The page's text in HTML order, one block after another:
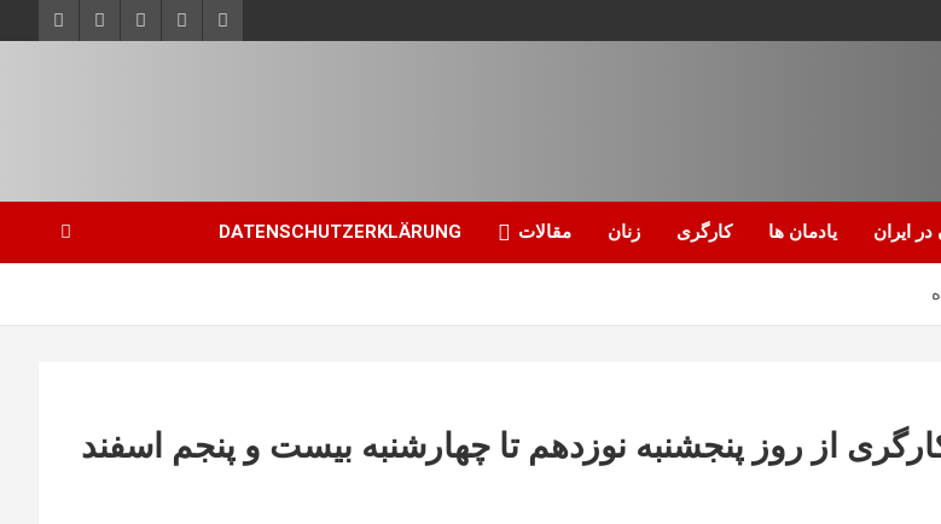
در ایران یادمان ها کارگری زنان مقالات DATENSCHUTZERKLÄRUNG
کارگری از روز پنجشنبه نوزدهم تا چهارشنبه بیست و پنجم اسفند